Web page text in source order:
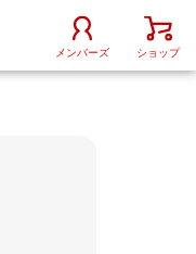
メンバーズ ショップ